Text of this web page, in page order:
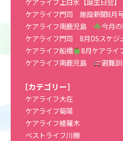
ケアライフ門司 施設新聞8月
ケアライフ南鹿児島
今月
ケアライフ門司 8月DSスケジ
ケアライフ船橋
8月ケアライ
ケアライフ南鹿児島
避難
［カテゴリー］
ケアライフ大在
ケアライフ菊陽
ケアライフ綾羅木
ベストライフ川棚